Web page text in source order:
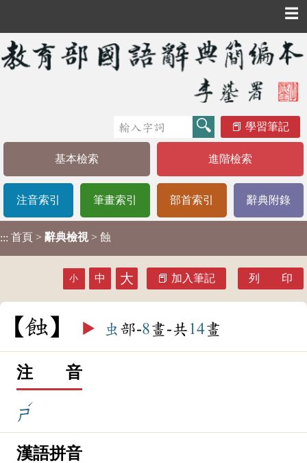
☰
學習筆記
基本檢索 進階檢索
注音索引 筆畫索引 部首索引 辭典附錄
::: 首頁 > 辭典檢視 > 蝕
小 中 大 加入筆記 列 印
蝕 ▶️ 虫 部-8畫-共 14畫
注 音
ㄕ
ˊ
漢語拼音